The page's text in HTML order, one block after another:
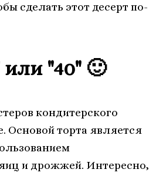
сделать этот десерт по-
"40" 🙂
кондитерского
Основой торта является
и дрожжей. Интересно,